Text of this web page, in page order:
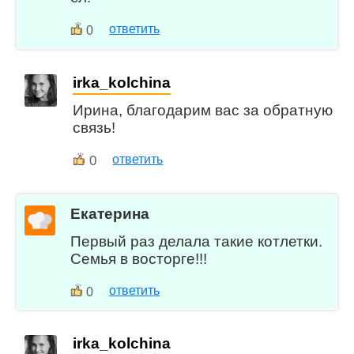
0 ответить
irka_kolchina
Ирина, благодарим вас за обратную
связь!
0 ответить
Екатерина
Первый раз делала такие котлетки.
Семья в восторге!!!
0 ответить
irka_kolchina